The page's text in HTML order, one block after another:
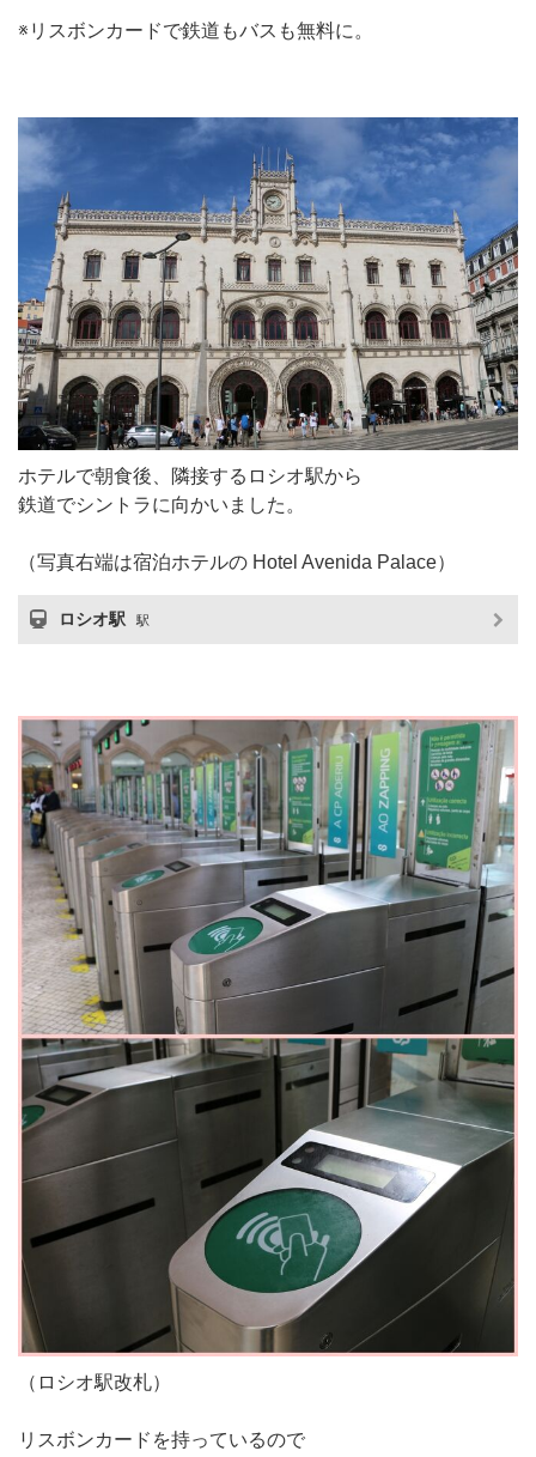
※リスボンカードで鉄道もバスも無料に。
ホテルで朝食後、隣接するロシオ駅から
鉄道でシントラに向かいました。
（写真右端は宿泊ホテルの Hotel Avenida Palace）
ロシオ駅 駅
（ロシオ駅改札）
リスボンカードを持っているので